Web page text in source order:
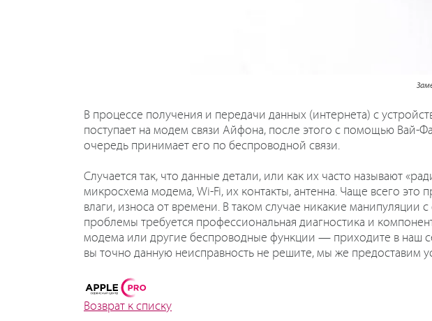
В процессе получения и передачи данных (интернета) с
поступает на модем связи Айфона, после этого с помощью Вай-
очередь принимает его по беспроводной связи.
Случается так, что данные детали, или как их часто называют
микросхема модема, Wi-Fi, их контакты, антенна. Чаще всего
влаги, износа от времени. В таком случае никакие
проблемы требуется профессиональная диагностика и
модема или другие беспроводные функции — приходите в наш
вы точно данную неисправность не решите, мы же предоставим
Возврат к списку